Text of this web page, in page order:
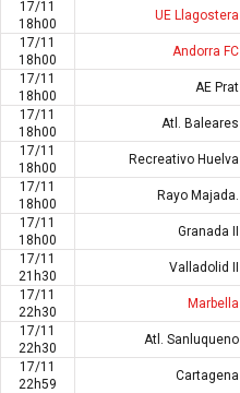
17/11
18h00
UE Llagostera
17/11
18h00
Andorra FC
17/11
18h00
AE Prat
17/11
18h00
Atl. Baleares
17/11
18h00
Recreativo Huelva
17/11
18h00
Rayo Majada.
17/11
18h00
Granada II
17/11
21h30
Valladolid II
17/11
22h30
Marbella
17/11
22h30
Atl. Sanluqueno
17/11
22h59
Cartagena